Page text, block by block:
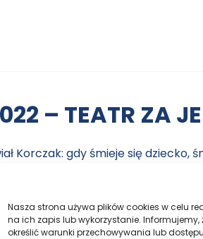
Nasza strona używa plików cookies w celu
na ich zapis lub wykorzystanie.
określić warunki przechowywania lub
– TEATR ZA
Korczak: gdy śmieje się dziecko,
mogli odwiedzić najmłodszych w